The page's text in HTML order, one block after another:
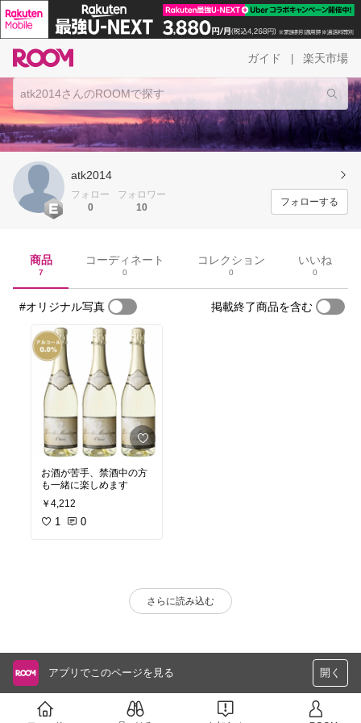
ガイド 楽天市場
atk2014
フォロー
0
フォロワー
10
フォローする
商品
7
コーディネート
0
コレクション
0
いいね
0
#オリジナル写真 掲載終了商品を含む
お酒が苦手、禁酒中の方
も一緒に楽しめます
￥4,212
1 0
さらに読み込む
アプリでこのページを見る 開く